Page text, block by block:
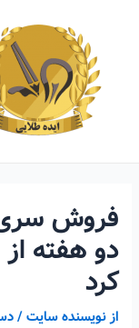
کرد
ازنویسنده سایت/